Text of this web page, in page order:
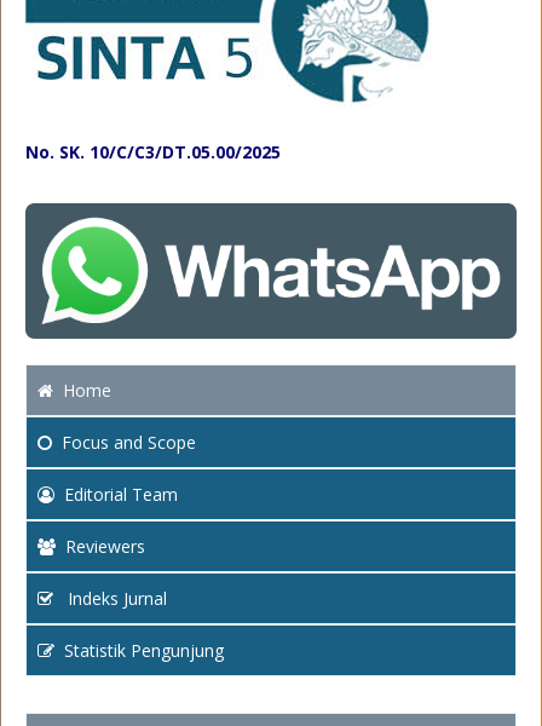
No. SK. 10/C/C3/DT.05.00/2025
Home
Focus and Scope
Editorial Team
Reviewers
Indeks Jurnal
Statistik Pengunjung